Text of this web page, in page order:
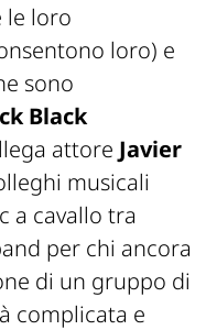
le loro
loro) e
sono
Black
attore Javier
musicali
a cavallo tra
per chi ancora
di un gruppo di
complicata e